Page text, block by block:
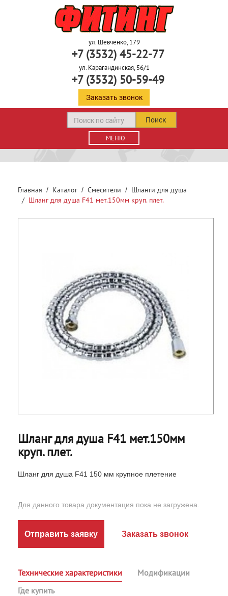
ул. Шевченко, 179
+7 (3532) 45-22-77
ул. Карагандинская, 56/1
+7 (3532) 50-59-49
Заказать звонок
МЕНЮ
Поиск
Главная Каталог Смесители
Шланги для душа
Шланг для душа F41 мет.150мм круп. плет.
Шланг для душа F41 мет.150мм
круп. плет.
Шланг для душа F41 150 мм крупное плетение
Для данного товара документация пока не загружена.
Отправить заявку Заказать звонок
Технические характеристики
Модификации
Где купить